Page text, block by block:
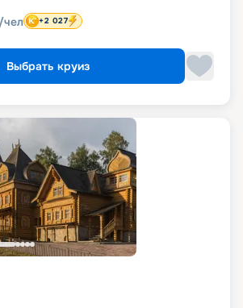
/чел +2 027
Выбрать круиз